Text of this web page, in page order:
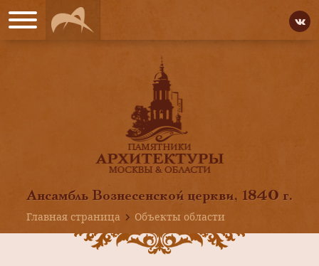
Ансамбль Вознесенской церкви, 1840 г.
Главная страница
Объекты области